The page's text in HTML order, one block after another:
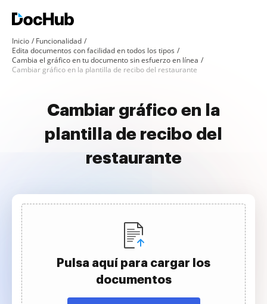
Inicio
Funcionalidad
Edita documentos con facilidad en todos los tipos
Cambia el gráfico en tu documento sin esfuerzo en línea
Cambiar gráfico en la plantilla de recibo del restaurante
Cambiar gráfico en la
plantilla de recibo del
restaurante
Pulsa aquí para cargar los
documentos